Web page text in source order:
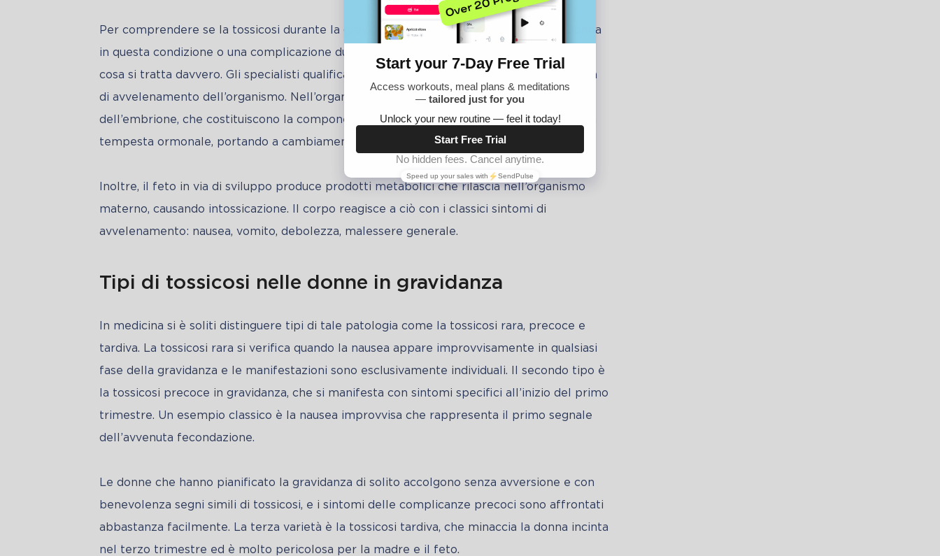
Per comprendere se la tossicosi durante la gravidanza sia uno stato naturale per la donna
in questa condizione o una complicazione durante la gestazione, è necessario capire di
cosa si tratta davvero. Gli specialisti qualificano questo stato come una particolare forma
di avvelenamento dell’organismo. Nell’organismo femminile, le particelle estranee
dell’embrione, che costituiscono la componente “paterna”, provocano una vera e propria
tempesta ormonale, portando a cambiamenti nel benessere della futura madre.
Inoltre, il feto in via di sviluppo produce prodotti metabolici che rilascia nell’organismo
materno, causando intossicazione. Il corpo reagisce a ciò con i classici sintomi di
avvelenamento: nausea, vomito, debolezza, malessere generale.
Tipi di tossicosi nelle donne in gravidanza
In medicina si è soliti distinguere tipi di tale patologia come la tossicosi rara, precoce e
tardiva. La tossicosi rara si verifica quando la nausea appare improvvisamente in qualsiasi
fase della gravidanza e le manifestazioni sono esclusivamente individuali. Il secondo tipo è
la tossicosi precoce in gravidanza, che si manifesta con sintomi specifici all’inizio del primo
trimestre. Un esempio classico è la nausea improvvisa che rappresenta il primo segnale
dell’avvenuta fecondazione.
Le donne che hanno pianificato la gravidanza di solito accolgono senza avversione e con
benevolenza segni simili di tossicosi, e i sintomi delle complicanze precoci sono affrontati
abbastanza facilmente. La terza varietà è la tossicosi tardiva, che minaccia la donna incinta
nel terzo trimestre ed è molto pericolosa per la madre e il feto.